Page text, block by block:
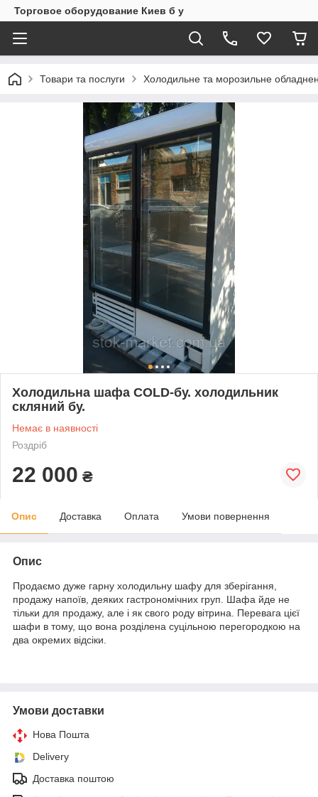
Торговое оборудование Киев б у
Товари та послуги Холодильне та морозильне
Холодильна шафа COLD-бу. холодильник
скляний бу.
Немає в наявності
Роздріб
22 000 ₴
Опис Доставка Оплата Умови повернення
Опис
Продаємо дуже гарну холодильну шафу для зберігання,
продажу напоїв, деяких гастрономічних груп. Шафа йде не
тільки для продажу, але і як свого роду вітрина. Перевага цієї
шафи в тому, що вона розділена суцільною перегородкою на
два окремих відсіки.
Умови доставки
Нова Пошта
Delivery
Доставка поштою